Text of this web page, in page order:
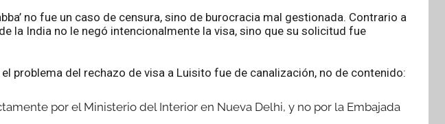
no fue un caso de censura, sino de burocracia mal gestionada. Contrario a
la India no le negó intencionalmente la visa, sino que su solicitud fue
problema del rechazo de visa a Luisito fue de canalización, no de contenido:
por el Ministerio del Interior en Nueva Delhi, y no por la Embajada